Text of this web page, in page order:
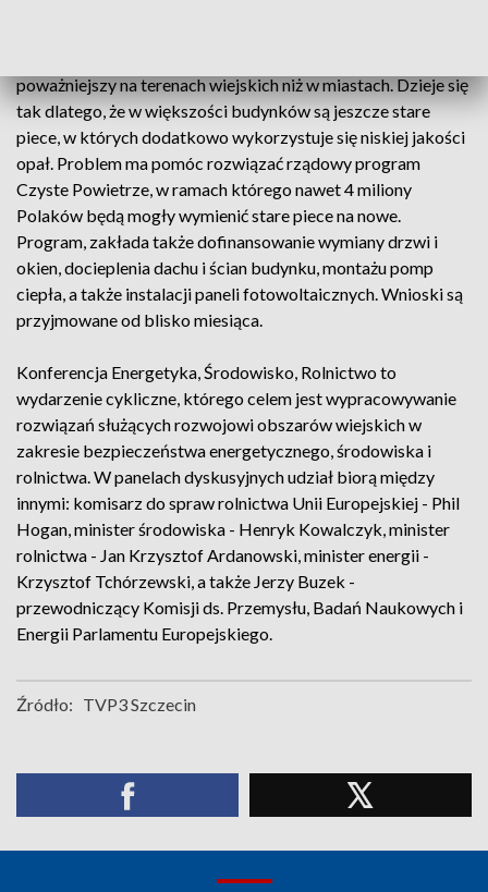
poważniejszy na terenach wiejskich niż w miastach. Dzieje się
tak dlatego, że w większości budynków są jeszcze stare
piece, w których dodatkowo wykorzystuje się niskiej jakości
opał. Problem ma pomóc rozwiązać rządowy program
Czyste Powietrze, w ramach którego nawet 4 miliony
Polaków będą mogły wymienić stare piece na nowe.
Program, zakłada także dofinansowanie wymiany drzwi i
okien, docieplenia dachu i ścian budynku, montażu pomp
ciepła, a także instalacji paneli fotowoltaicznych. Wnioski są
przyjmowane od blisko miesiąca.
Konferencja Energetyka, Środowisko, Rolnictwo to
wydarzenie cykliczne, którego celem jest wypracowywanie
rozwiązań służących rozwojowi obszarów wiejskich w
zakresie bezpieczeństwa energetycznego, środowiska i
rolnictwa. W panelach dyskusyjnych udział biorą między
innymi: komisarz do spraw rolnictwa Unii Europejskiej - Phil
Hogan, minister środowiska - Henryk Kowalczyk, minister
rolnictwa - Jan Krzysztof Ardanowski, minister energii -
Krzysztof Tchórzewski, a także Jerzy Buzek -
przewodniczący Komisji ds. Przemysłu, Badań Naukowych i
Energii Parlamentu Europejskiego.
Źródło: TVP3 Szczecin